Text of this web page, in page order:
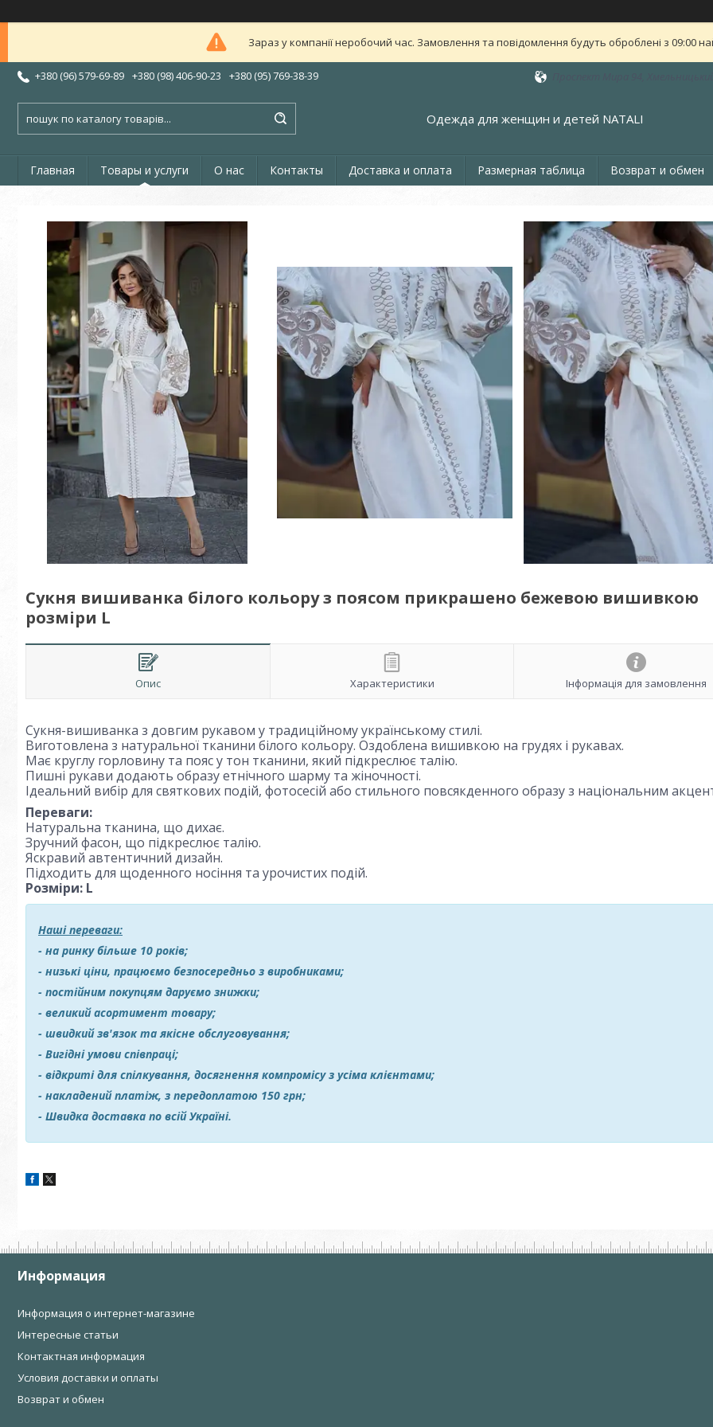
Зараз у компанії неробочий час. Замовлення та повідомлення будуть оброблені з 09:00
+380 (96) 579-69-89 +380 (98) 406-90-23 +380 (95) 769-38-39
Одежда для женщин и детей NATALI
Главная Товары и услуги О нас Контакты Доставка и оплата Размерная таблица Возврат и обмен
Сукня вишиванка білого кольору з поясом прикрашено бежевою вишивкою
розміри L
Опис Характеристики Інформація для замовлення
Сукня-вишиванка з довгим рукавом у традиційному українському стилі.
Виготовлена з натуральної тканини білого кольору. Оздоблена вишивкою на грудях і рукавах.
Має круглу горловину та пояс у тон тканини, який підкреслює талію.
Пишні рукави додають образу етнічного шарму та жіночності.
Ідеальний вибір для святкових подій, фотосесій або стильного повсякденного образу з національним
Переваги:
Натуральна тканина, що дихає.
Зручний фасон, що підкреслює талію.
Яскравий автентичний дизайн.
Підходить для щоденного носіння та урочистих подій.
Розміри: L
Наші переваги:
- на ринку більше 10 років;
- низькі ціни, працюємо безпосередньо з виробниками;
- постійним покупцям даруємо знижки;
- великий асортимент товару;
- швидкий зв'язок та якісне обслуговування;
- Вигідні умови співпраці;
- відкриті для спілкування, досягнення компромісу з усіма клієнтами;
- накладений платіж, з передоплатою 150 грн;
- Швидка доставка по всій Україні.
Информация
Информация о интернет-магазине
Интересные статьи
Контактная информация
Условия доставки и оплаты
Возврат и обмен